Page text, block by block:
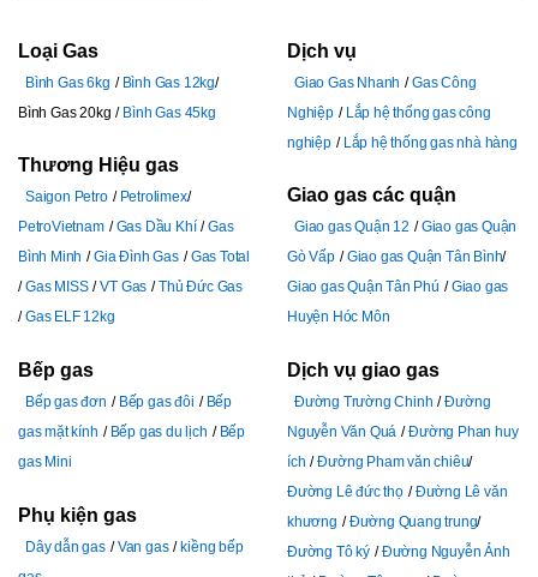
Loại Gas
Bình Gas 6kg
Bình Gas 12kg
Bình Gas 20kg
Bình Gas 45kg
Thương Hiệu gas
Saigon Petro
Petrolimex
PetroVietnam
Gas Dầu Khí
Gas
Bình Minh
Gia Đình Gas
Gas Total
Gas MISS
VT Gas
Thủ Đức Gas
Gas ELF 12kg
Bếp gas
Bếp gas đơn Bếp gas đôi
Bếp
gas mặt kính
Bếp gas du lịch
Bếp
gas Mini
Phụ kiện gas
Dây dẫn gas Van gas
kiềng bếp
Dịch vụ
Giao Gas Nhanh
Gas Công
Nghiệp
Lắp hệ thống gas công
nghiệp
Lắp hệ thống gas nhà hàng
Giao gas các quận
Giao gas Quận 12
Giao gas Quận
Gò Vấp
Giao gas Quận Tân Bình
Giao gas Quận Tân Phú
Giao gas
Huyện Hóc Môn
Dịch vụ giao gas
Đường Trường Chinh
Đường
Nguyễn Văn Quá
Đường Phan huy
ích
Đường Pham văn chiêu
Đường Lê đức thọ
Đường Lê văn
khương
Đường Quang trung
Đường Tô ký
Đường Nguyễn Ảnh